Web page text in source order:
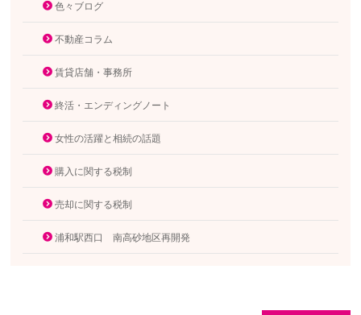
色々ブログ
不動産コラム
賃貸店舗・事務所
終活・エンディングノート
女性の活躍と相続の話題
購入に関する税制
売却に関する税制
浦和駅西口 南高砂地区再開発